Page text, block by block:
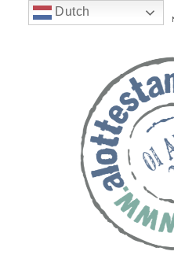
Dutch